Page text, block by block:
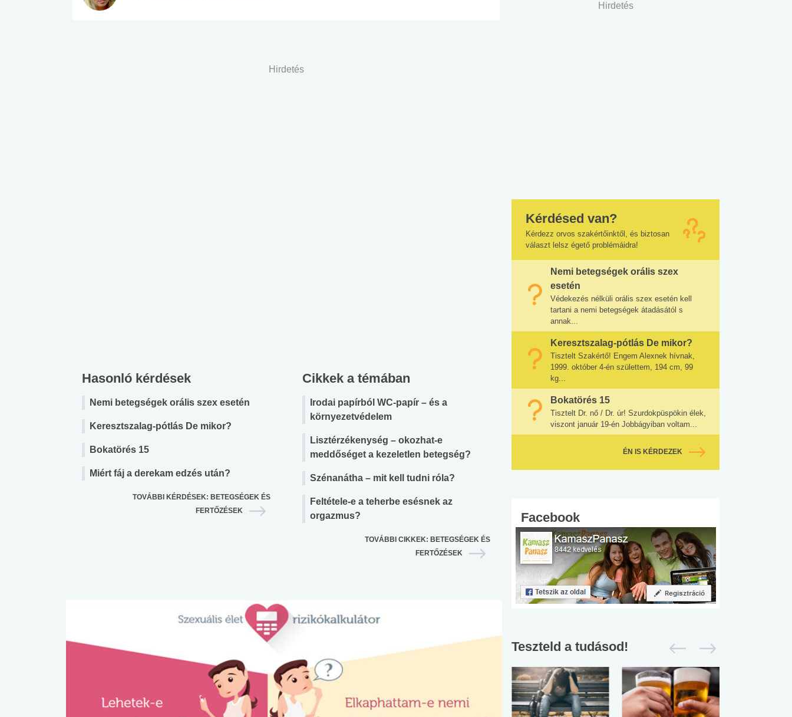
Hirdetés
Hasonló kérdések
Nemi betegségek orális szex esetén
Keresztszalag-pótlás De mikor?
Bokatörés 15
Miért fáj a derekam edzés után?
TOVÁBBI KÉRDÉSEK: BETEGSÉGEK ÉS
FERTŐZÉSEK
Cikkek a témában
Irodai papírból WC-papír – és a
környezetvédelem
Lisztérzékenység – okozhat-e
meddőséget a kezeletlen betegség?
Szénanátha – mit kell tudni róla?
Feltétele-e a teherbe esésnek az
orgazmus?
TOVÁBBI CIKKEK: BETEGSÉGEK ÉS
FERTŐZÉSEK
Hirdetés
Kérdésed van?
Kérdezz orvos szakértőinktől, és biztosan
választ lelsz égető problémáidra!
Nemi betegségek orális szex
esetén
Védekezés nélküli orális szex esetén kell
tartani a nemi betegségek átadásától s
annak...
Keresztszalag-pótlás De mikor?
Tisztelt Szakértő! Engem Alexnek hívnak,
1999. október 4-én születtem, 194 cm, 99
kg...
Bokatörés 15
Tisztelt Dr. nő / Dr. úr! Szurdokpüspökin élek,
viszont január 19-én Jobbágyiban voltam...
ÉN IS KÉRDEZEK
Facebook
Teszteld a tudásod!